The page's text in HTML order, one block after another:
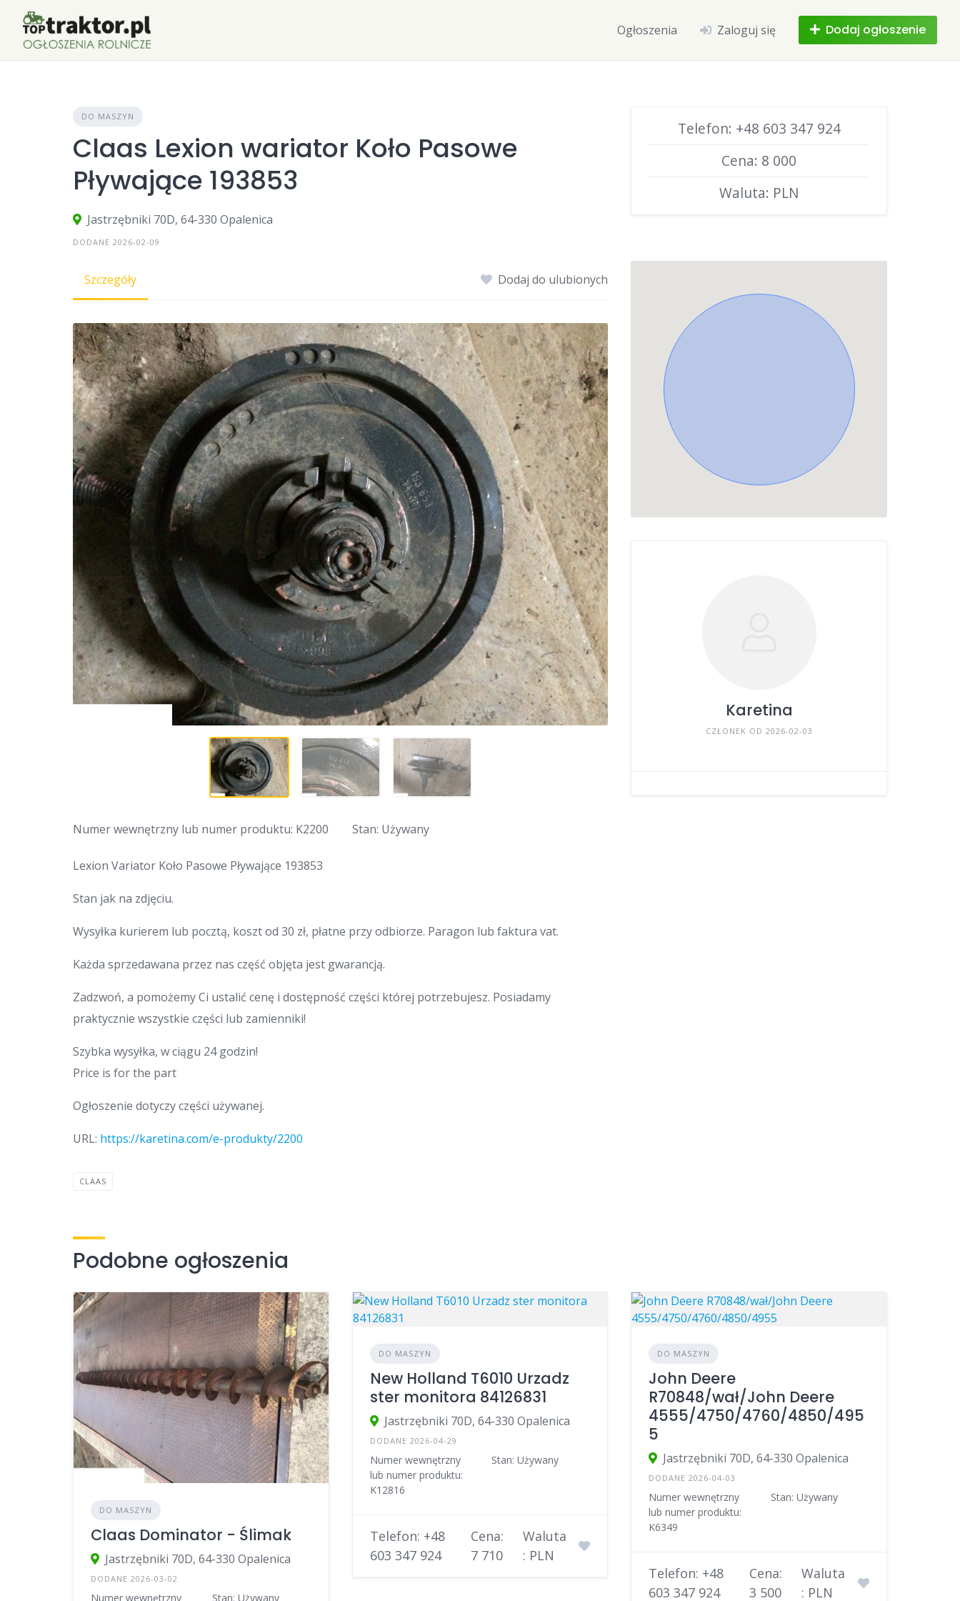
content
Ogłoszenia Zaloguj się Dodaj ogłoszenie
DO MASZYN
Claas Lexion wariator Koło Pasowe
Pływające 193853
Jastrzębniki 70D, 64-330 Opalenica
DODANE 2026-02-09
Szczegóły Dodaj do ulubionych
Numer wewnętrzny lub numer produktu: K2200 Stan: Używany
Lexion Variator Koło Pasowe Pływające 193853
Stan jak na zdjęciu.
Wysyłka kurierem lub pocztą, koszt od 30 zł, płatne przy odbiorze. Paragon lub faktura vat.
Każda sprzedawana przez nas część objęta jest gwarancją.
Zadzwoń, a pomożemy Ci ustalić cenę i dostępność części której potrzebujesz. Posiadamy
praktycznie wszystkie części lub zamienniki!
Szybka wysyłka, w ciągu 24 godzin!
Price is for the part
Ogłoszenie dotyczy części używanej.
URL: https://karetina.com/e-produkty/2200
CLAAS
Telefon: +48 603 347 924
Cena: 8 000
Waluta: PLN
Karetina
CZŁONEK OD 2026-02-03
Podobne ogłoszenia
DO MASZYN
Claas Dominator - Ślimak
Jastrzębniki 70D, 64-330 Opalenica
DODANE 2026-03-02
Numer wewnętrzny Stan: Używany
DO MASZYN
New Holland T6010 Urzadz
ster monitora 84126831
Jastrzębniki 70D, 64-330 Opalenica
DODANE 2026-04-29
Numer wewnętrzny
lub numer produktu:
K12816
Stan: Używany
Telefon: +48
603 347 924
Cena:
7 710
Waluta
: PLN
DO MASZYN
John Deere
R70848/wał/John Deere
4555/4750/4760/4850/495
5
Jastrzębniki 70D, 64-330 Opalenica
DODANE 2026-04-03
Numer wewnętrzny
lub numer produktu:
K6349
Stan: Używany
Telefon: +48
603 347 924
Cena:
3 500
Waluta
: PLN